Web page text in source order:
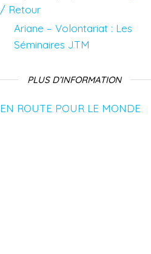
/ Retour
Ariane – Volontariat : Les
Séminaires JTM
PLUS D’INFORMATION
EN ROUTE POUR LE MONDE